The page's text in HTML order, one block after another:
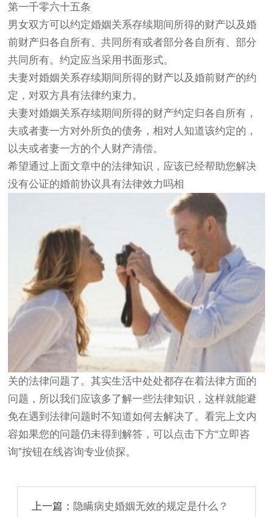
第一千零六十五条
男女双方可以约定婚姻关系存续期间所得的财产以及婚
前财产归各自所有、共同所有或者部分各自所有、部分
共同所有。约定应当采用书面形式。
夫妻对婚姻关系存续期间所得的财产以及婚前财产的约
定，对双方具有法律约束力。
夫妻对婚姻关系存续期间所得的财产约定归各自所有，
夫或者妻一方对外所负的债务，相对人知道该约定的，
以夫或者妻一方的个人财产清偿。
希望通过上面文章中的法律知识，应该已经帮助您解决
没有公证的婚前协议具有法律效力吗相
关的法律问题了。其实生活中处处都存在着法律方面的
问题，所以我们应该多了解一些法律知识，这样就能避
免在遇到法律问题时不知道如何去解决了。看完上文内
容如果您的问题仍未得到解答，可以点击下方“立即咨
询”按钮在线咨询专业侦探。
上一篇： 隐瞒病史婚姻无效的规定是什么？